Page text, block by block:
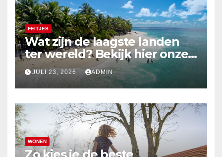
FEITJES
Wat zijn de laagste landen
ter wereld? Bekijk hier onze
top 10
JULI 23, 2026 ADMIN
WONEN